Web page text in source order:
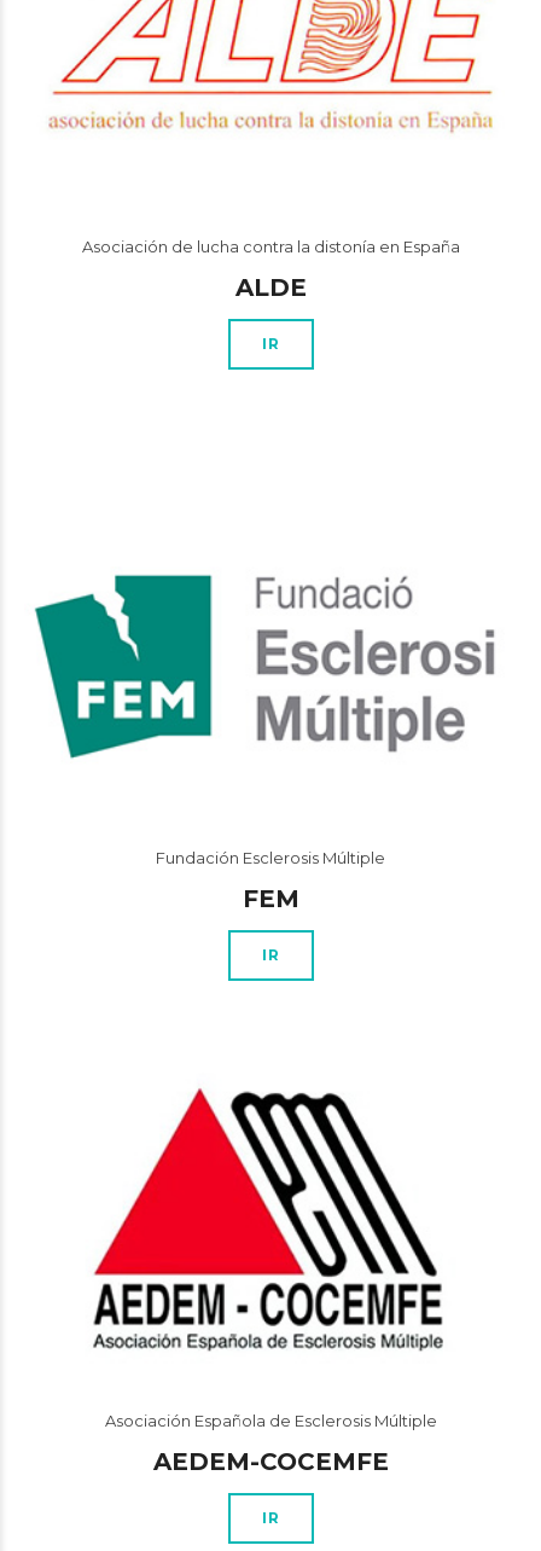
Asociación de lucha contra la distonía en España
ALDE
IR
Fundación Esclerosis Múltiple
FEM
IR
Asociación Española de Esclerosis Múltiple
AEDEM-COCEMFE
IR